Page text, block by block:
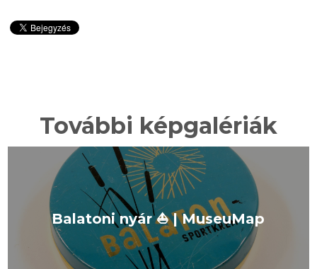
További képgalériák
Balatoni nyár ⛵️ | MuseuMap